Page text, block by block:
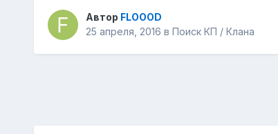
Автор FLOOOD
25 апреля, 2016 в Поиск КП / Клана